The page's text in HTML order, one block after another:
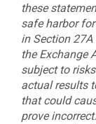
these
safe harbor
in Section
the Exchange
subject to
actual results
that could
prove